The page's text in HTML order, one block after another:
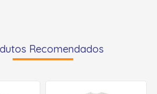
Recomendados